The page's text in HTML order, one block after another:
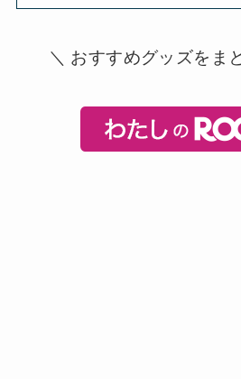
＼ おすすめグッズをま